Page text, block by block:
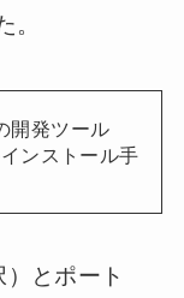
。
開発ツール
ンストール手
とポート